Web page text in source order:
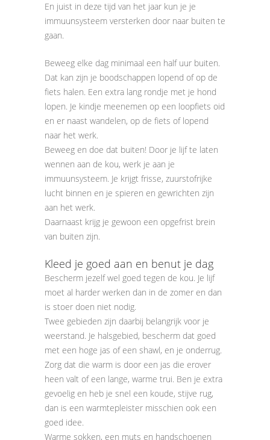
En juist in deze tijd van het jaar kun je je
immuunsysteem versterken door naar buiten te
gaan.
Beweeg elke dag minimaal een half uur buiten.
Dat kan zijn je boodschappen lopend of op de
fiets halen. Een extra lang rondje met je hond
lopen. Je kindje meenemen op een loopfiets oid
en er naast wandelen, op de fiets of lopend
naar het werk.
Beweeg en doe dat buiten! Door je lijf te laten
wennen aan de kou, werk je aan je
immuunsysteem. Je krijgt frisse, zuurstofrijke
lucht binnen en je spieren en gewrichten zijn
aan het werk.
Daarnaast krijg je gewoon een opgefrist brein
van buiten zijn.
Kleed je goed aan en benut je dag
Bescherm jezelf wel goed tegen de kou. Je lijf
moet al harder werken dan in de zomer en dan
is stoer doen niet nodig.
Twee gebieden zijn daarbij belangrijk voor je
weerstand. Je halsgebied, bescherm dat goed
met een hoge jas of een shawl, en je onderrug.
Zorg dat die warm is door een jas die erover
heen valt of een lange, warme trui. Ben je extra
gevoelig en heb je snel een koude, stijve rug,
dan is een warmtepleister misschien ook een
goed idee.
Warme sokken, een muts en handschoenen